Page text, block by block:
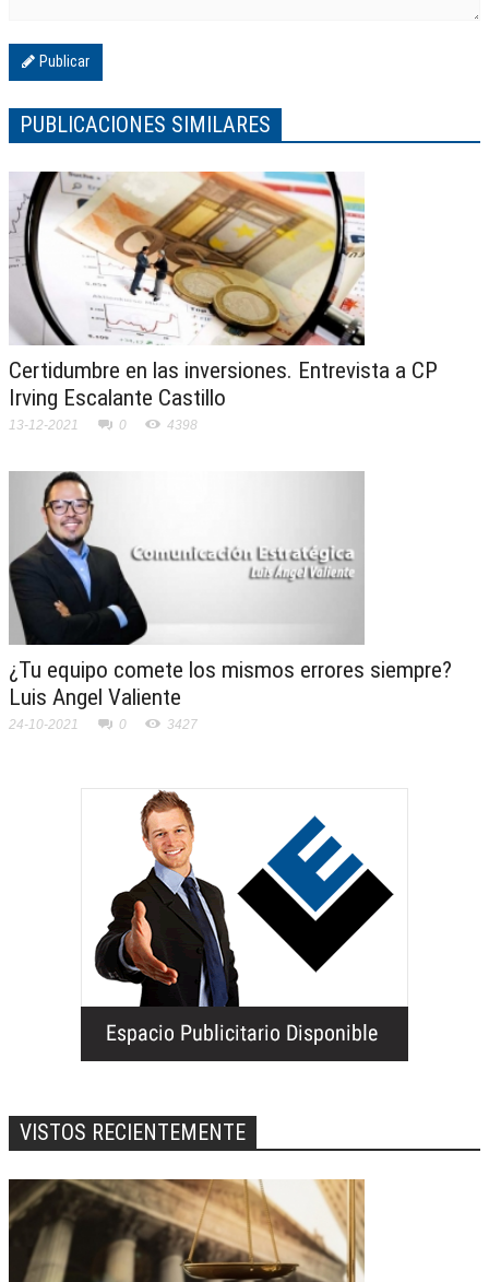
Publicar
PUBLICACIONES SIMILARES
Certidumbre en las inversiones. Entrevista a CP
Irving Escalante Castillo
13-12-2021 0 4398
¿Tu equipo comete los mismos errores siempre?
Luis Angel Valiente
24-10-2021 0 3427
VISTOS RECIENTEMENTE